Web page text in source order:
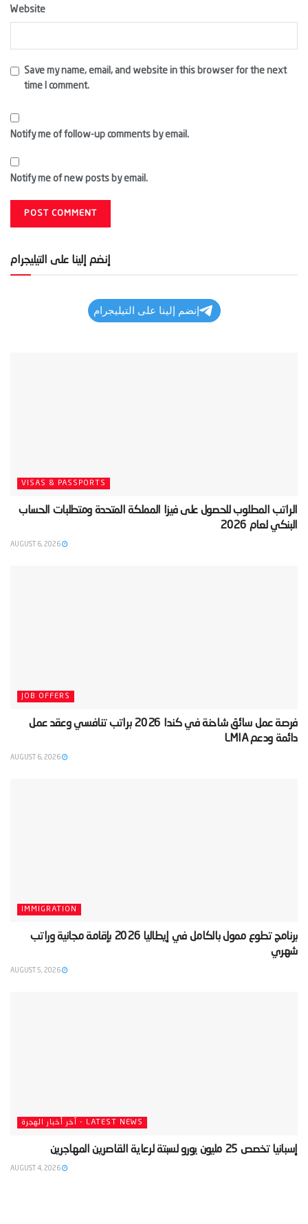
Website
Save my name, email, and website in this browser for the next
time I comment.
Notify me of follow-up comments by email.
Notify me of new posts by email.
إنضم إلينا على التيليجرام
إنضم إلينا على التيليجرام
VISAS & PASSPORTS
‫الراتب المطلوب للحصول على فيزا المملكة المتحدة ومتطلبات الحساب
البنكي لعام 2026‬
JOB OFFERS
‫فرصة عمل سائق شاحنة في كندا 2026 براتب تنافسي وعقد عمل
دائمة ودعم LMIA‬
IMMIGRATION
‫برنامج تطوع ممول بالكامل في إيطاليا 2026 بإقامة مجانية وراتب
شهري‬
LATEST NEWS - آخر أخبار الهجرة
‫إسبانيا تخصص 25 مليون يورو لسبتة لرعاية القاصرين المهاجرين‬